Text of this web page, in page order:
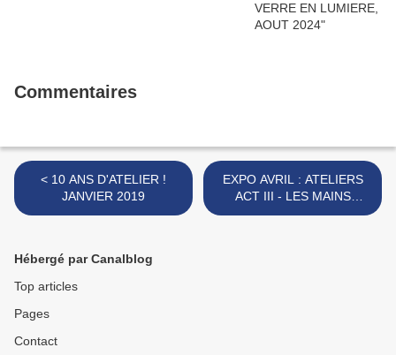
Commentaires
< 10 ANS D'ATELIER !
JANVIER 2019
EXPO AVRIL : ATELIERS
ACT III - LES MAINS
SAVANTES, MARS 2019 >
Hébergé par Canalblog
Top articles
Pages
Contact